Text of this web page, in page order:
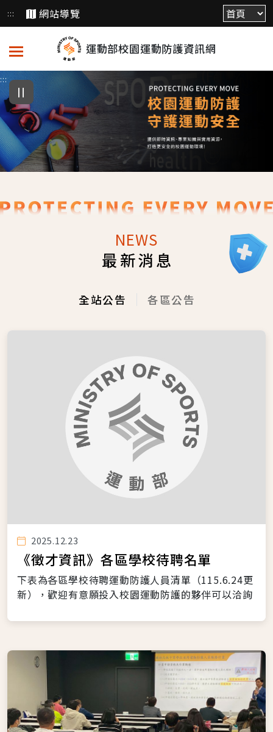
:::
跳
到
主
要
內
容
網站導覽
運動部校園運動防護資訊網
:::
NEWS
最新消息
全站公告 各區公告
2025.12.23
《徵才資訊》各區學校待聘名單
下表為各區學校待聘運動防護人員清單（115.6.24更
新），歡迎有意願投入校園運動防護的夥伴可以洽詢